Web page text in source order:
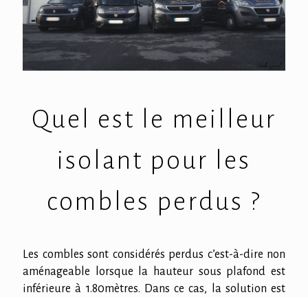
Quel est le meilleur
isolant pour les
combles perdus ?
Les combles sont considérés perdus c’est-à-dire non
aménageable lorsque la hauteur sous plafond est
inférieure à 1.80mètres. Dans ce cas, la solution est